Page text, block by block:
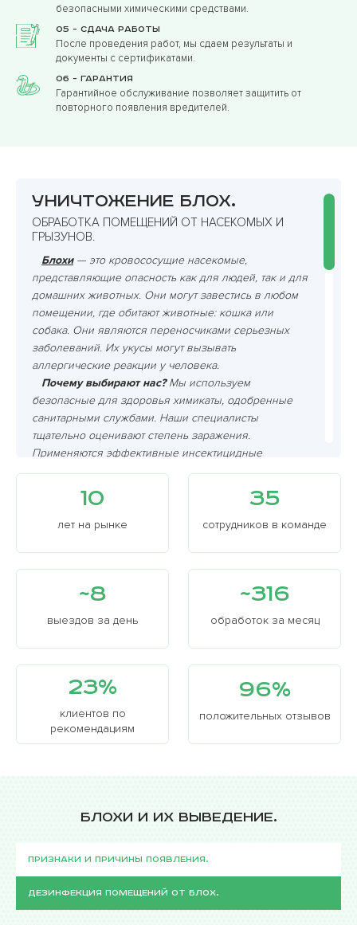
безопасными химическими средствами.
05 - Сдача работы
После проведения работ, мы сдаем результаты и
документы с сертификатами.
06 - Гарантия
Гарантийное обслуживание позволяет защитить от
повторного появления вредителей.
Уничтожение блох.
ОБРАБОТКА ПОМЕЩЕНИЙ ОТ НАСЕКОМЫХ И
ГРЫЗУНОВ.
Блохи— это кровососущие насекомые,
представляющие опасность как для людей, так и для
домашних животных. Они могут завестись в любом
помещении, где обитают животные: кошка или
собака. Они являются переносчиками серьезных
заболеваний. Их укусы могут вызывать
аллергические реакции у человека.
Почему выбирают нас?Мы используем
безопасные для здоровья химикаты, одобренные
санитарными службами. Наши специалисты
тщательно оценивают степень заражения.
Применяются эффективные инсектицидные
средства, проводятся осмотры после обработки,
чтобы убедиться, что блохи полностью истреблены.
Гарантируем высокое качество услуг. Это
подтверждается отзывами наших клиентов.
Эффективное избавление
Самостоятельные попытки
выведения могут
оказаться неэффективными. Необходимо
местах, таких как щели, плинтусы. Для этого
дезинсекторы рекомендуют использовать
специальные химикаты, а также проводить
регулярные профилактические меры, чтобы
предотвратить повторное заражение.
10
лет на рынке
35
сотрудников в команде
~8
выездов за день
~316
обработок за месяц
23%
клиентов по
рекомендациям
96%
положительных отзывов
Блохи и их выведение.
Признаки и причины появления.
Дезинфекция помещений от блох.